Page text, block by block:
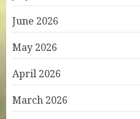
June 2026
May 2026
April 2026
March 2026